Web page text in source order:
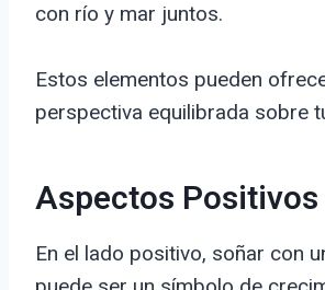
con río y mar juntos.
Estos elementos pueden
perspectiva equilibrada sobre
Aspectos Positivos
En el lado positivo, soñar con